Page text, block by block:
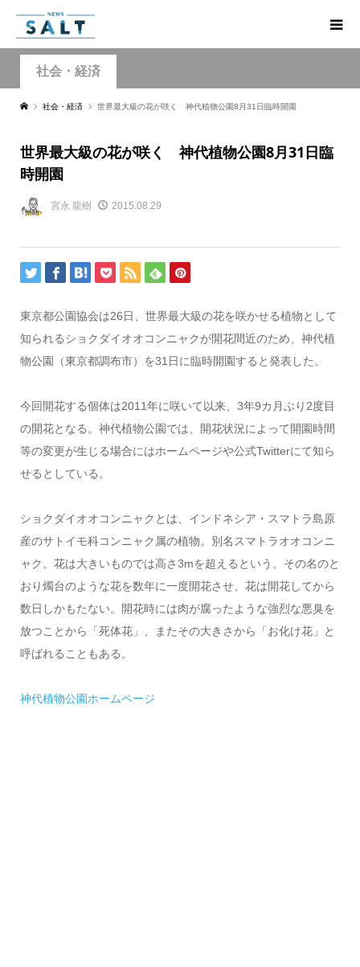
社会・経済
社会・経済 世界最大級の花が咲く 神代植物公園8月31日臨時開園
世界最大級の花が咲く 神代植物公園8月31日臨
時開園
宮永 龍樹 2015.08.29
東京都公園協会は26日、世界最大級の花を咲かせる植物として
知られるショクダイオオコンニャクが開花間近のため、神代植
物公園（東京都調布市）を31日に臨時開園すると発表した。
今回開花する個体は2011年に咲いて以来、3年9カ月ぶり2度目
の開花となる。神代植物公園では、開花状況によって開園時間
等の変更が生じる場合にはホームページや公式Twitterにて知ら
せるとしている。
ショクダイオオコンニャクとは、インドネシア・スマトラ島原
産のサトイモ科コンニャク属の植物。別名スマトラオオコンニ
ャク。花は大きいものでは高さ3mを超えるという。その名のと
おり燭台のような花を数年に一度開花させ、花は開花してから
数日しかもたない。開花時には肉が腐ったような強烈な悪臭を
放つことから「死体花」、またその大きさから「お化け花」と
呼ばれることもある。
神代植物公園ホームページ